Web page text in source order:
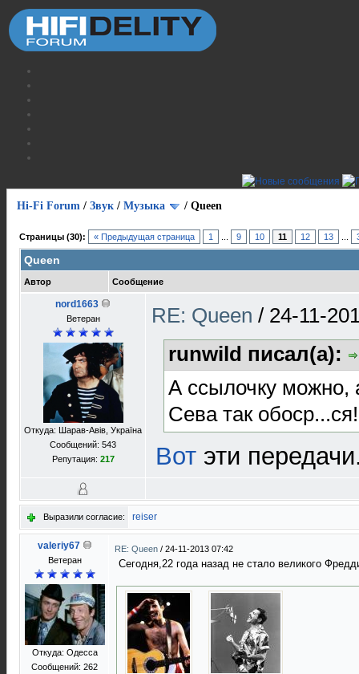
Hi-Fi Forum / Звук / Музыка / Queen
Страницы (30): « Предыдущая страница 1 9 10 11 12 13
Queen
Автор Сообщение
nord1663
Ветеран
Откуда: Шарав-Авів, Україна
Сообщений: 543
Репутация: 217
RE: Queen / 24-11-
runwild писал(а):
А ссылочку можно,
Сева так обоср...ся!
Вот эти
Выразили согласие: reiser
valeriy67
Ветеран
Откуда: Одесса
Сообщений: 262
RE: Queen / 24-11-2013 07:42
Сегодня,22 года назад не стало великого